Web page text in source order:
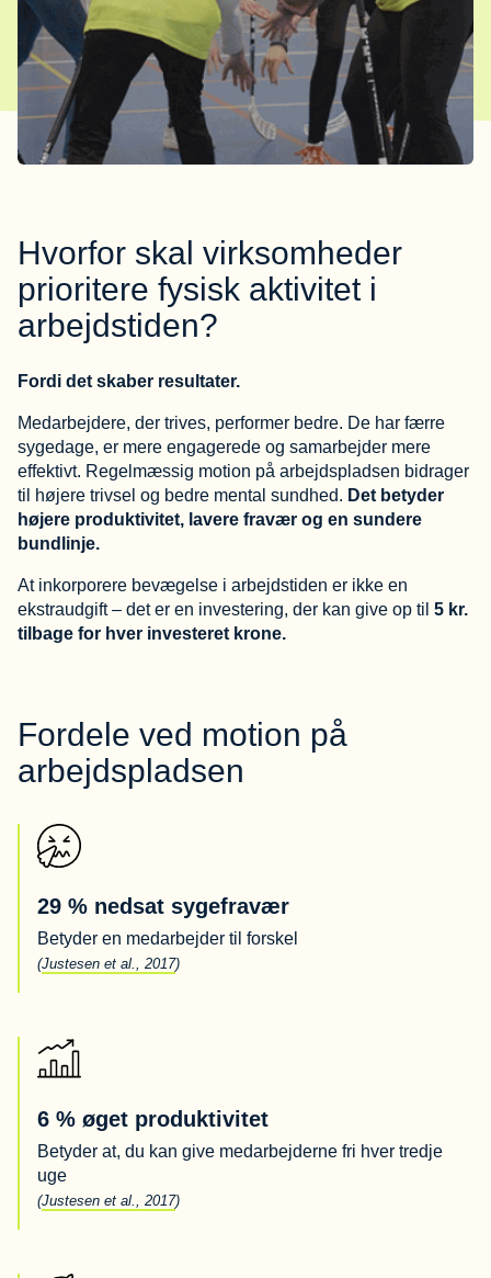
Hvorfor skal virksomheder
prioritere fysisk aktivitet i
arbejdstiden?
Fordi det skaber resultater.
Medarbejdere, der trives, performer bedre. De har færre
sygedage, er mere engagerede og samarbejder mere
effektivt. Regelmæssig motion på arbejdspladsen bidrager
til højere trivsel og bedre mental sundhed. Det betyder
højere produktivitet, lavere fravær og en sundere
bundlinje.
At inkorporere bevægelse i arbejdstiden er ikke en
ekstraudgift – det er en investering, der kan give op til 5 kr.
tilbage for hver investeret krone.
Fordele ved motion på
arbejdspladsen
29 % nedsat sygefravær
Betyder en medarbejder til forskel
(Justesen et al., 2017)
6 % øget produktivitet
Betyder at, du kan give medarbejderne fri hver tredje
uge
(Justesen et al., 2017)